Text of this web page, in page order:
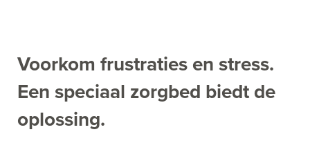
Voorkom frustraties en stress.
Een speciaal zorgbed biedt de
oplossing.